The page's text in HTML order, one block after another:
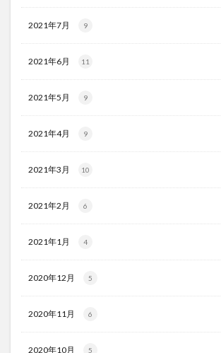
2021年7月 9
2021年6月 11
2021年5月 9
2021年4月 9
2021年3月 10
2021年2月 6
2021年1月 4
2020年12月 5
2020年11月 6
2020年10月 5